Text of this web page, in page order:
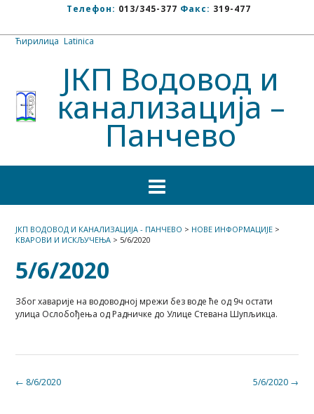
Телефон: 013/345-377 Факс: 319-477
Ћирилица Latinica
ЈКП Водовод и
канализација –
Панчево
ЈКП ВОДОВОД И КАНАЛИЗАЦИЈА - ПАНЧЕВО > НОВЕ ИНФОРМАЦИЈЕ >
КВАРОВИ И ИСКЉУЧЕЊА > 5/6/2020
5/6/2020
Због хаварије на водоводној мрежи без воде ће од 9ч остати
улица Ослобођења од Радничке до Улице Стевана Шупљикца.
Post 5/6/2020 →
← 8/6/2020